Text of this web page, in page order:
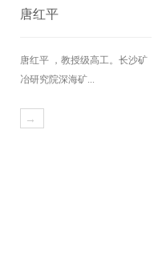
唐红平
唐红平 ，教授级高工。长沙矿
冶研究院深海矿...
→